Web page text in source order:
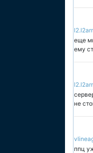
еще
ему
не
ппц